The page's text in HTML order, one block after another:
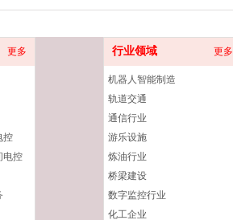
更多
控
电控
行业领域 更多
机器人智能制造
轨道交通
通信行业
游乐设施
炼油行业
桥梁建设
数字监控行业
化工企业